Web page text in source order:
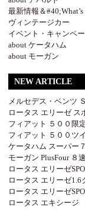
最新情報＆
ヴィンテージカー
イベント・キャンペー
about ケータハム
about モーガン
NEW ARTICLE
メルセデス・ベンツ
ロータス エリーゼ ス
フィアット ５００限
フィアット ５００ツ
ケータハム スーパー
モーガン PlusFour ８
ロータス エリーゼ
ロータス エリーゼ
ロータス エリーゼ
ロータス エキシージ